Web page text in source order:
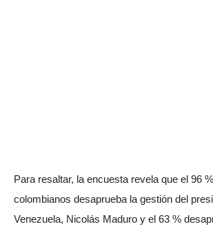
Para resaltar, la encuesta revela que el 96
colombianos desaprueba la gestión del
Venezuela, Nicolás Maduro y el 63 %